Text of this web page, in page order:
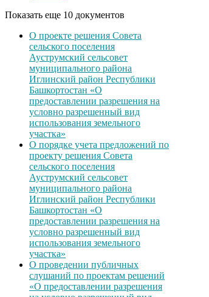
Показать еще 10 документов
О проекте решения Совета
сельского поселения
Ауструмский сельсовет
муниципального района
Иглинский район Республики
Башкортостан «О
предоставлении разрешения на
условно разрешенный вид
использования земельного
участка»
О порядке учета предложений по
проекту решения Совета
сельского поселения
Ауструмский сельсовет
муниципального района
Иглинский район Республики
Башкортостан «О
предоставлении разрешения на
условно разрешенный вид
использования земельного
участка»
О проведении публичных
слушаний по проектам решений
«О предоставлении разрешения